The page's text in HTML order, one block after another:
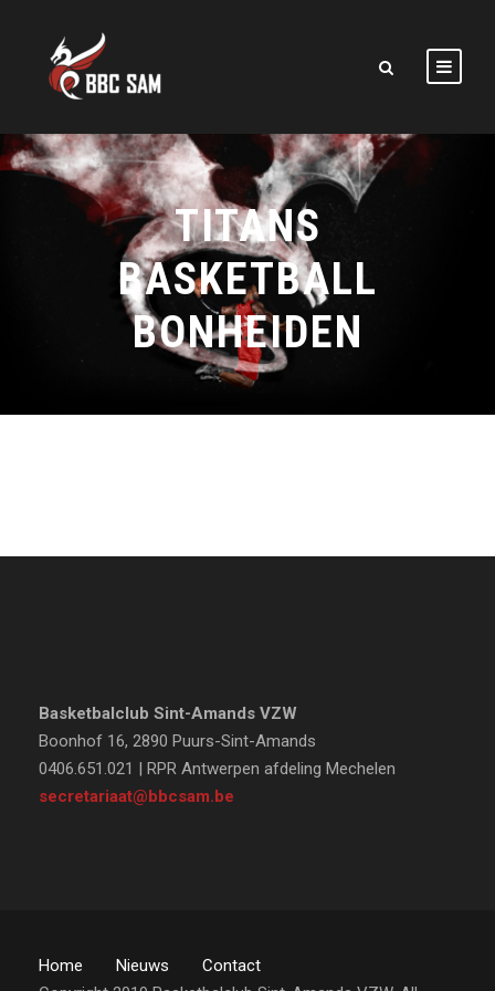
TITANS
BASKETBALL
BONHEIDEN
Basketbalclub Sint-Amands VZW
Boonhof 16, 2890 Puurs-Sint-Amands
0406.651.021 | RPR Antwerpen afdeling Mechelen
secretariaat@bbcsam.be
Home Nieuws
Contact